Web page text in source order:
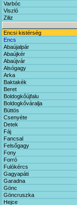
Varbóc
Viszló
Ziliz
Encsi kistérség
Encs
Abaújalpár
Abaújkér
Abaújvár
Alsógagy
Arka
Baktakék
Beret
Boldogkőújfalu
Boldogkőváralja
Büttös
Csenyéte
Detek
Fáj
Fancsal
Felsőgagy
Fony
Forró
Fulókércs
Gagyapáti
Garadna
Gönc
Göncruszka
Hejce